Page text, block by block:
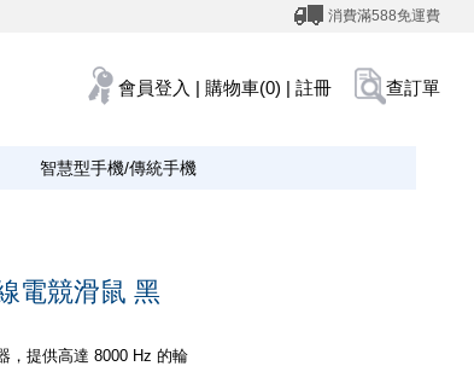
消費滿588免運費
會員登入 | 購物車(0) | 註冊 查訂單
智慧型手機/傳統手機
電競滑鼠 黑
提供高達 8000 Hz 的輪詢率